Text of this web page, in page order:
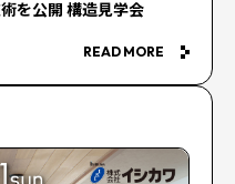
を公開 構造見学会
READ MORE